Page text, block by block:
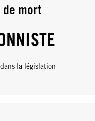
de mort
la législation